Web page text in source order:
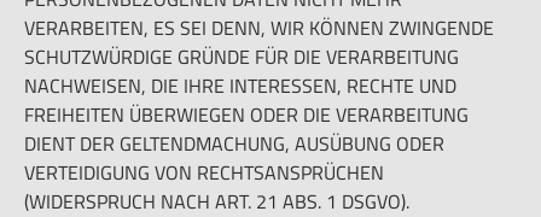
VERARBEITEN, ES SEI DENN, WIR KÖNNEN ZWINGENDE
SCHUTZWÜRDIGE GRÜNDE FÜR DIE VERARBEITUNG
NACHWEISEN, DIE IHRE INTERESSEN, RECHTE UND
FREIHEITEN ÜBERWIEGEN ODER DIE VERARBEITUNG
DIENT DER GELTENDMACHUNG, AUSÜBUNG ODER
VERTEIDIGUNG VON RECHTSANSPRÜCHEN
(WIDERSPRUCH NACH ART. 21 ABS. 1 DSGVO).